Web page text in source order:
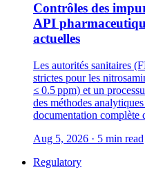
Contrôles des
API
actuelles
Les autorités sanitaires
strictes pour les
≤ 0.5 ppm) et un
des méthodes
documentation complète
Aug 5, 2026 · 5 min read
Regulatory